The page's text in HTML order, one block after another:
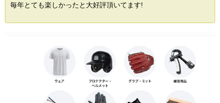
毎年とても楽しかったと大好評頂いてます!